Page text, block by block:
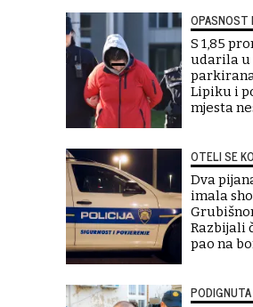
OPASNOST
S 1,85
udarila u
Lipiku i
mjesta
OTELI SE
Dva
imala
Razbijali
pao na